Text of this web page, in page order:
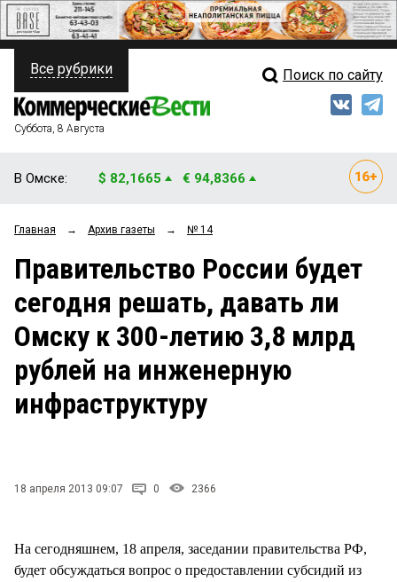
ПОЛИТИКА
ФИНАНСЫ
ОБЩЕСТВО
ЗАКОН
НОВОСТИ КОМПАНИЙ
ПРОИСШЕСТВИЯ
СТИЛЬ ЖИЗНИ
Свежий выпуск
Рейтинги
Блоги
Архив
Все рубрики Поиск по сайту
Суббота, 8 Августа
В Омске: $ 82,1665 € 94,8366
Главная → Архив газеты → № 14
Правительство России будет
сегодня решать, давать ли
Омску к 300-летию 3,8 млрд
рублей на инженерную
инфраструктуру
18 апреля 2013 09:07 0 2366
На сегодняшнем, 18 апреля, заседании правительства РФ,
будет обсуждаться вопрос о предоставлении субсидий из